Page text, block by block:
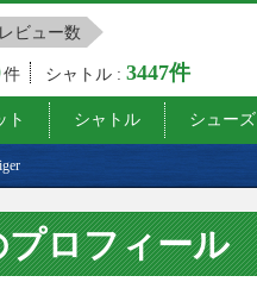
ビュー数
件 シャトル :3447件
ト シャトル シューズ
ロフィール